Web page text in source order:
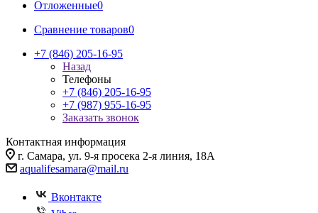
Отложенные0
Сравнение товаров0
+7 (846) 205-16-95
Назад
Телефоны
+7 (846) 205-16-95
+7 (987) 955-16-95
Заказать звонок
Контактная информация
г. Самара, ул. 9-я просека 2-я линия, 18А
aqualifesamara@mail.ru
Вконтакте